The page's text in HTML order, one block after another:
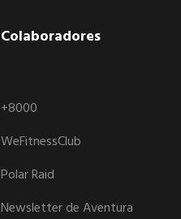
Colaboradores
+8000
WeFitnessClub
Polar Raid
Newsletter de Aventura